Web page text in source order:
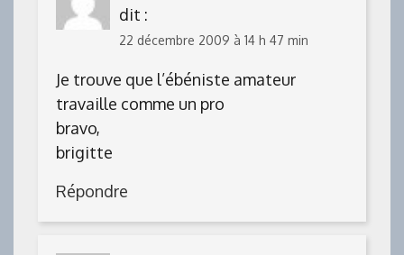
dit :
22 décembre 2009 à 14 h 47 min
Je trouve que l’ébéniste amateur
travaille comme un pro
bravo,
brigitte
Répondre